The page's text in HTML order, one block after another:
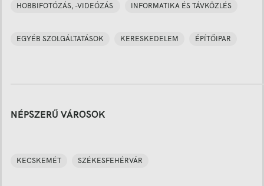
HOBBIFOTÓZÁS, -VIDEÓZÁS INFORMATIKA ÉS TÁVKÖZLÉS
EGYÉB SZOLGÁLTATÁSOK KERESKEDELEM ÉPÍTŐIPAR
NÉPSZERŰ VÁROSOK
KECSKEMÉT SZÉKESFEHÉRVÁR